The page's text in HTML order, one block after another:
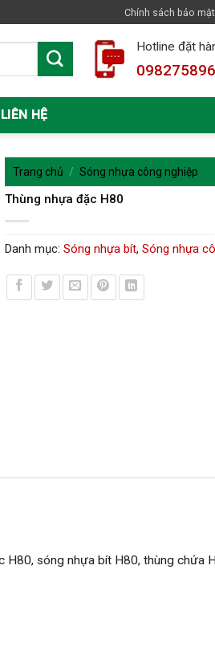
Chính sách bảo mật
Hotline đặt
LIÊN HỆ
Trang chủ / Sóng nhựa công nghiệp
Thùng nhựa đặc H80
Danh mục:Sóng nhựa bít,Sóng nhựa
H80, sóng nhựa bít H80, thùng chứa